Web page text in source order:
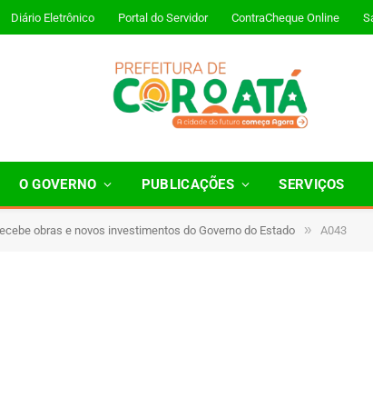
Diário Eletrônico Portal do Servidor ContraCheque Online
O GOVERNO PUBLICAÇÕES SERVIÇOS
obras e novos investimentos do Governo do Estado » A043